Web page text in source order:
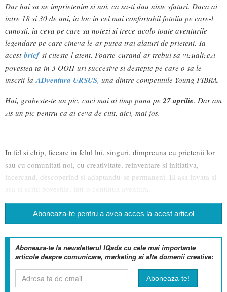
Dar hai sa ne imprietenim si noi, ca sa-ti dau niste sfaturi. Daca ai
intre 18 si 30 de ani, ia loc in cel mai confortabil fotoliu pe care-l
cunosti, ia ceva pe care sa notezi si trece acolo toate aventurile
legendare pe care cineva le-ar putea trai alaturi de prieteni. Ia
acest brief si citeste-l atent. Foarte curand ar trebui sa vizualizezi
povestea ta in 3 OOH-uri succesive si destepte pe care o sa le
inscrii la ADventura URSUS, una dintre competitiile Young FIBRA.
Hai, grabeste-te un pic, caci mai ai timp pana pe 27 aprilie. Dar am
zis un pic pentru ca ai ceva de citit, aici, mai jos.
In fel si chip, fiecare in felul lui, singuri, dimpreuna cu prietenii lor
sau cu comunitati noi, cu creativitate, reinventare si initiativa,
incercand, descoperind si adaptandu-se permanent. Ei asa invata si
asa-si scriu povestile, intr-o continua aventura.
Aboneaza-te pentru a avea acces la acest articol
Aboneaza-te la newsletterul IQads cu cele mai importante
articole despre comunicare, marketing si alte domenii creative: